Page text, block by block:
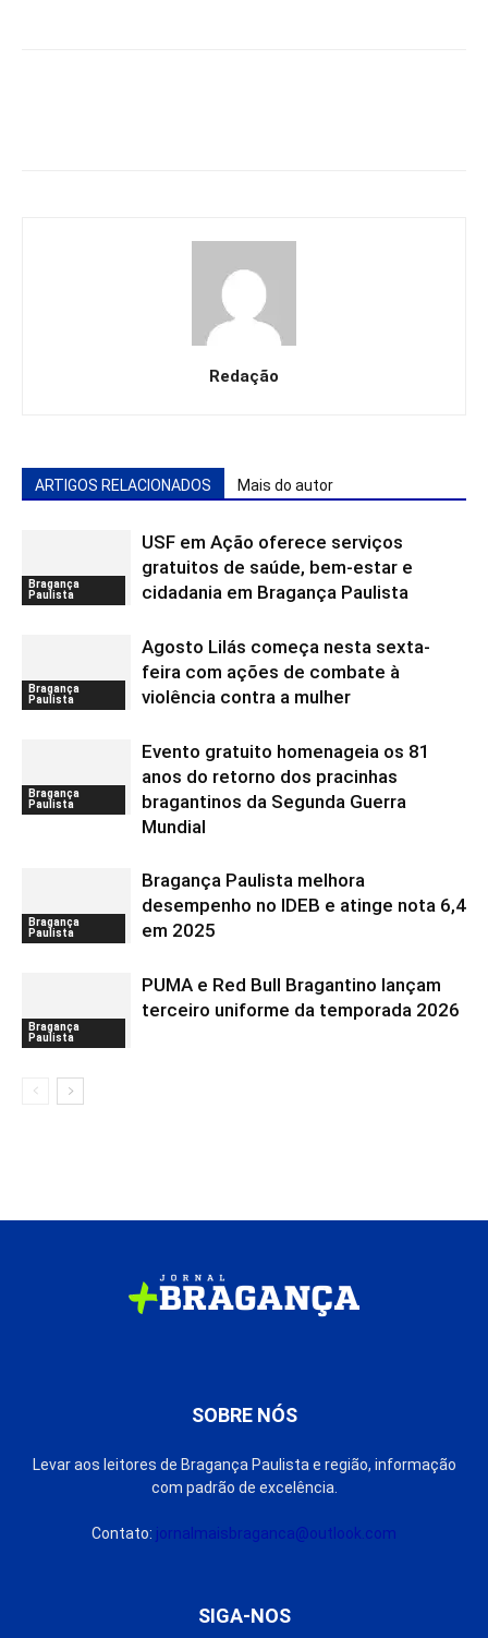
Redação
ARTIGOS RELACIONADOS Mais do autor
Bragança
Paulista
USF em Ação oferece serviços
gratuitos de saúde, bem-estar e
cidadania em Bragança Paulista
Bragança
Paulista
Agosto Lilás começa nesta sexta-
feira com ações de combate à
violência contra a mulher
Bragança
Paulista
Evento gratuito homenageia os 81
anos do retorno dos pracinhas
bragantinos da Segunda Guerra
Mundial
Bragança
Paulista
Bragança Paulista melhora
desempenho no IDEB e atinge nota 6,4
em 2025
Bragança
Paulista
PUMA e Red Bull Bragantino lançam
terceiro uniforme da temporada 2026
SOBRE NÓS
Levar aos leitores de Bragança Paulista e região, informação
com padrão de excelência.
Contato: jornalmaisbraganca@outlook.com
SIGA-NOS